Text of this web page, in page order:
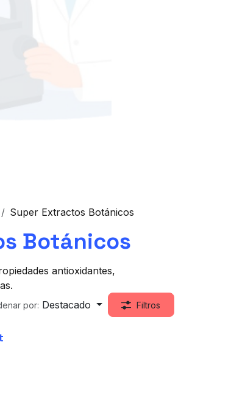
Super Extractos Botánicos
Botánicos
antioxidantes,
por: Destacado Filtros